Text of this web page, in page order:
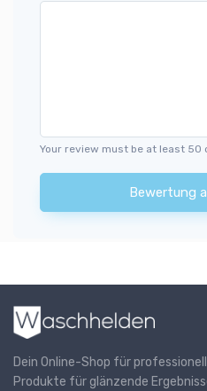
Your review must be at least 50
Bewertung
Dein Online-Shop für
Produkte für glänzende